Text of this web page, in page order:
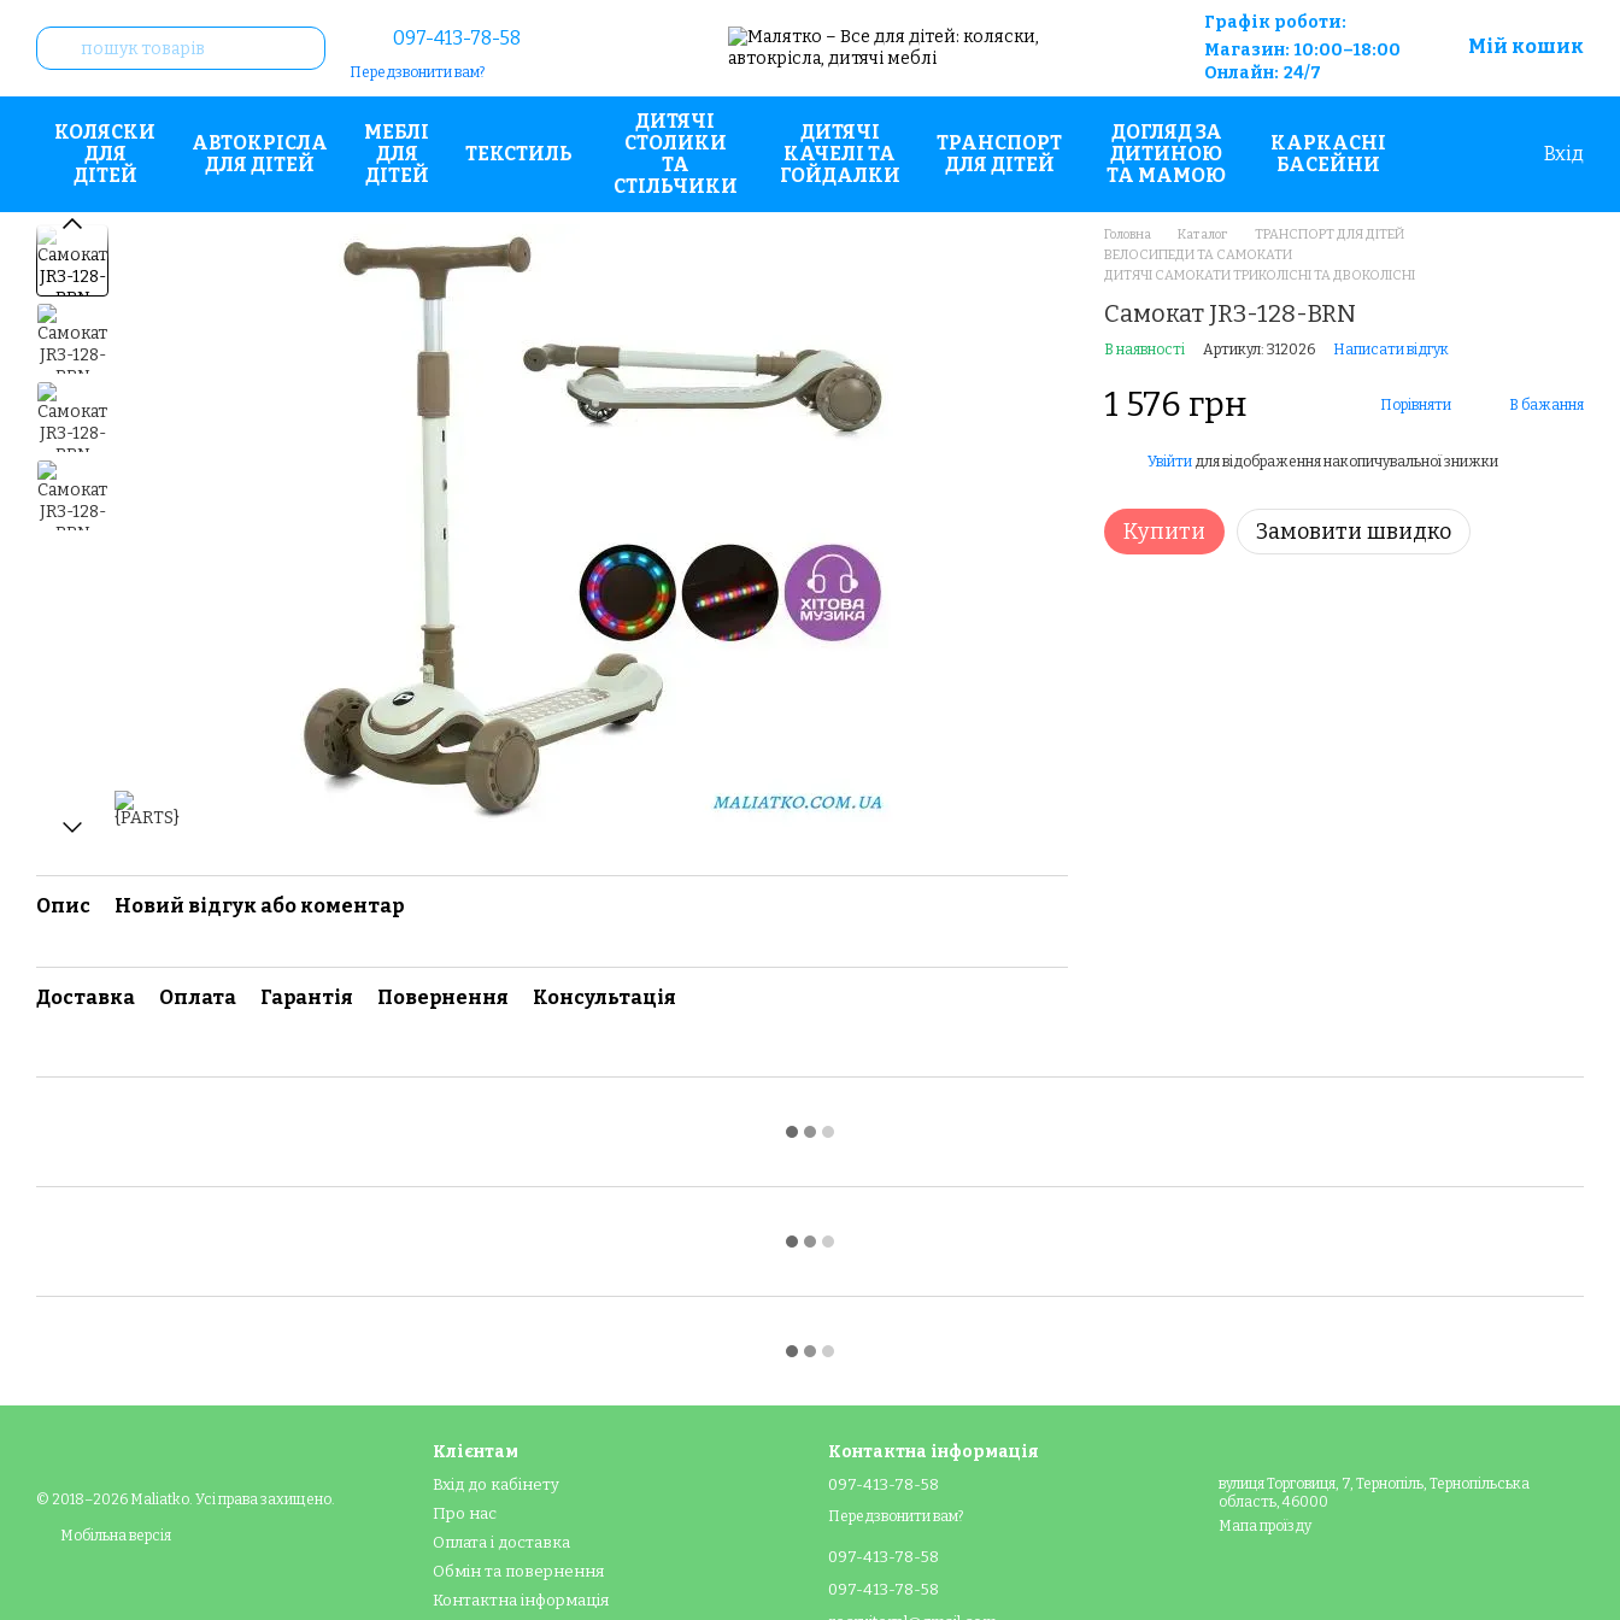
097-413-78-58
Передзвонити вам?
Графік роботи:
Магазин: 10:00–18:00
Онлайн: 24/7
Мій кошик
КОЛЯСКИ
ДЛЯ
ДІТЕЙ
АВТОКРІСЛА
ДЛЯ ДІТЕЙ
МЕБЛІ
ДЛЯ
ДІТЕЙ
ТЕКСТИЛЬ
ДИТЯЧІ
СТОЛИКИ
ТА
СТІЛЬЧИКИ
ДИТЯЧІ
КАЧЕЛІ ТА
ГОЙДАЛКИ
ТРАНСПОРТ
ДЛЯ ДІТЕЙ
ДОГЛЯД ЗА
ДИТИНОЮ
ТА МАМОЮ
КАРКАСНІ
БАСЕЙНИ
Вхід
Головна Каталог
ТРАНСПОРТ ДЛЯ ДІТЕЙ
ВЕЛОСИПЕДИ ТА САМОКАТИ
ДИТЯЧІ САМОКАТИ ТРИКОЛІСНІ ТА ДВОКОЛІСНІ
Самокат JR3-128-BRN
В наявності Артикул: 312026 Написати відгук
1 576 грн Порівняти В бажання
Увійти для відображення накопичувальної знижки
Купити Замовити швидко
Опис Новий відгук або коментар
Доставка Оплата Гарантія Повернення Консультація
© 2018–2026 Maliatko. Усі права захищено.
Мобільна версія
Клієнтам
Вхід до кабінету
Про нас
Оплата і доставка
Обмін та повернення
Контактна інформація
Контактна інформація
097-413-78-58
Передзвонити вам?
097-413-78-58
097-413-78-58
вулиця Торговиця, 7, Тернопіль, Тернопільська
область, 46000
Мапа проїзду